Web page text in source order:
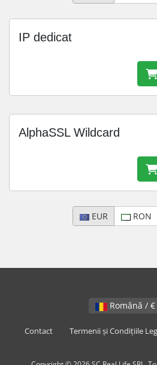
IP dedicat
AlphaSSL Wildcard
EUR RON
Contact Termenii și Condițiile